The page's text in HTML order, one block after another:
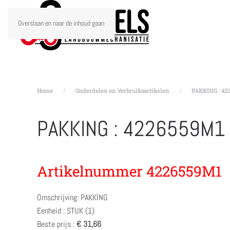
Overslaan en naar de inhoud gaan
Home Onderdelen en Verbruiksartikelen PAKKING :
PAKKING : 4226559M1
Artikelnummer 4226559M1
Omschrijving: PAKKING
Eenheid : STUK (1)
Beste prijs :€ 31,66